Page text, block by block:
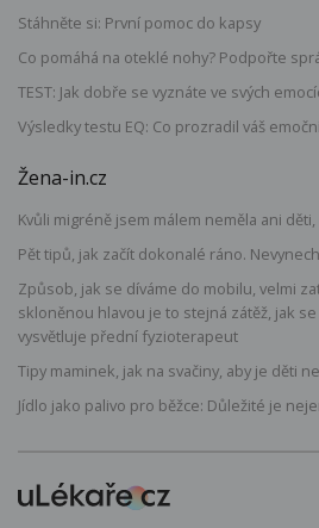
Stáhněte si: První pomoc do kapsy
Co pomáhá na oteklé nohy? Podpořte
TEST: Jak dobře se vyznáte ve svých
Výsledky testu EQ: Co prozradil váš
Žena-in.cz
Kvůli migréně jsem málem neměla ani
Pět tipů, jak začít dokonalé ráno.
Způsob, jak se díváme do mobilu, velmi
skloněnou hlavou je to stejná zátěž, jak
vysvětluje přední fyzioterapeut
Tipy maminek, jak na svačiny, aby je děti
Jídlo jako palivo pro běžce: Důležité je